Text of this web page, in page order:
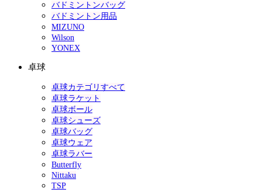
バドミントンバッグ
バドミントン用品
MIZUNO
Wilson
YONEX
卓球
卓球カテゴリすべて
卓球ラケット
卓球ボール
卓球シューズ
卓球バッグ
卓球ウェア
卓球ラバー
Butterfly
Nittaku
TSP